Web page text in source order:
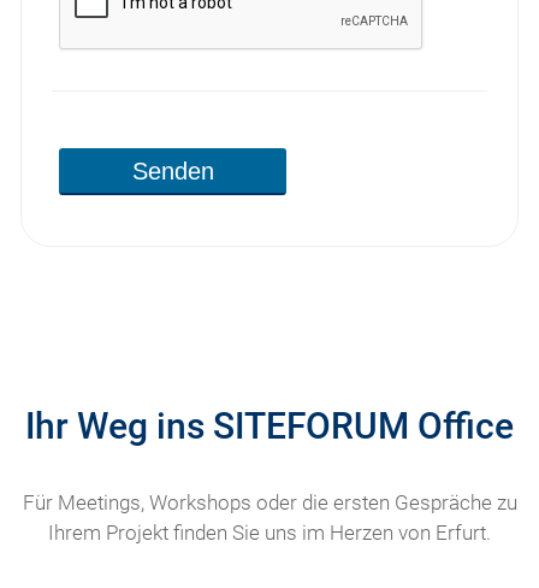
Senden
Ihr Weg ins SITEFORUM Office
Für Meetings, Workshops oder die ersten Gespräche zu
Ihrem Projekt finden Sie uns im Herzen von Erfurt.